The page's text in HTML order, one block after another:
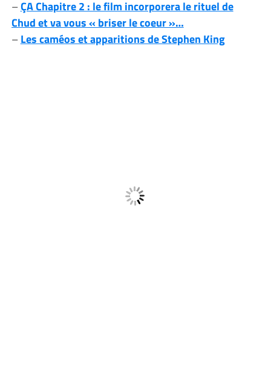
–ÇA Chapitre 2 : le film incorporera le rituel de
Chud et va vous « briser le coeur »…
–Les caméos et apparitions de Stephen King